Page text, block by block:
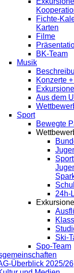
Fichte-
Karten
Filme
BK-Team
Musik
Konzerte
Aus dem
Sport
Bewegte
24h-
Ski-
Spo-Team
Überblick 2025/26